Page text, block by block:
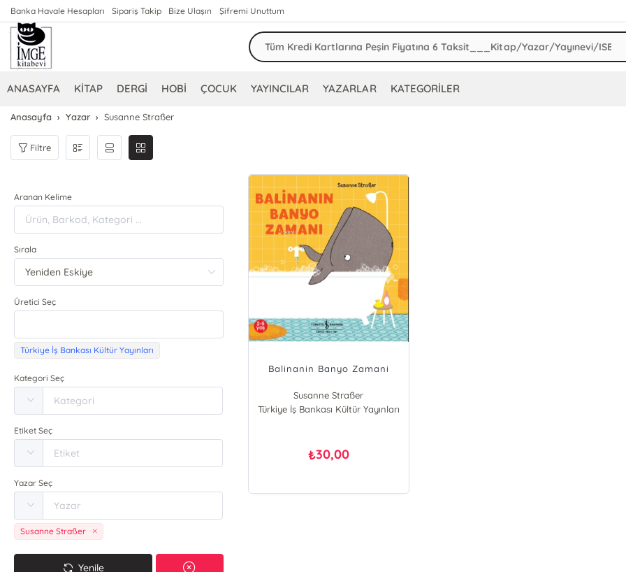
Banka Havale Hesapları Sipariş Takip Bize Ulaşın Şifremi Unuttum
ANASAYFA KİTAP DERGİ HOBİ ÇOCUK YAYINCILAR YAZARLAR KATEGORİLER
Anasayfa Yazar Susanne Straßer
Filtre
Aranan Kelime
Sırala
Üretici Seç
Türkiye İş Bankası Kültür Yayınları
Kategori Seç
Etiket Seç
Yazar Seç
Susanne Straßer
Yenile
Balinanin Banyo Zamani
Susanne Straßer
Türkiye İş Bankası Kültür Yayınları
₺30,00